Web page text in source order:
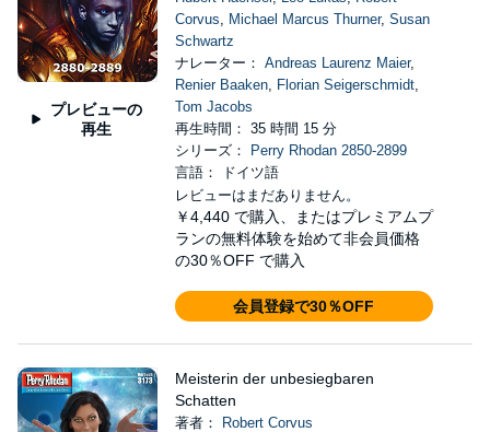
プレビューの
再生
Corvus, Michael Marcus Thurner, Susan
Schwartz
ナレーター： Andreas Laurenz Maier,
Renier Baaken, Florian Seigerschmidt,
Tom Jacobs
再生時間： 35 時間 15 分
シリーズ：
Perry Rhodan 2850-2899
言語： ドイツ語
レビューはまだありません。
￥4,440 で購入、またはプレミアムプ
ランの無料体験を始めて非会員価格
の30％OFF で購入
会員登録で30％OFF
Meisterin der unbesiegbaren
Schatten
著者：
Robert Corvus